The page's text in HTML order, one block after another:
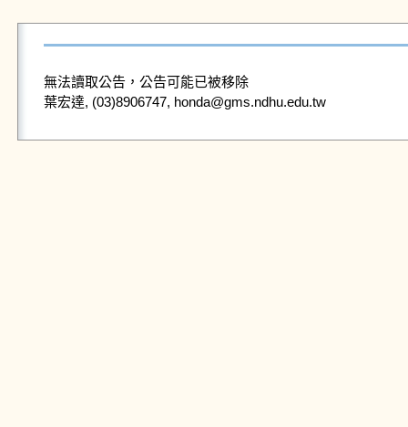
無法讀取公告，公告可能已被移除
葉宏達, (03)8906747, honda@gms.ndhu.edu.tw